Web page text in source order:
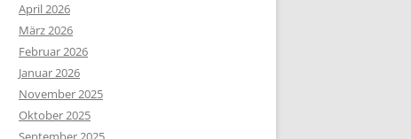
April 2026
März 2026
Februar 2026
Januar 2026
November 2025
Oktober 2025